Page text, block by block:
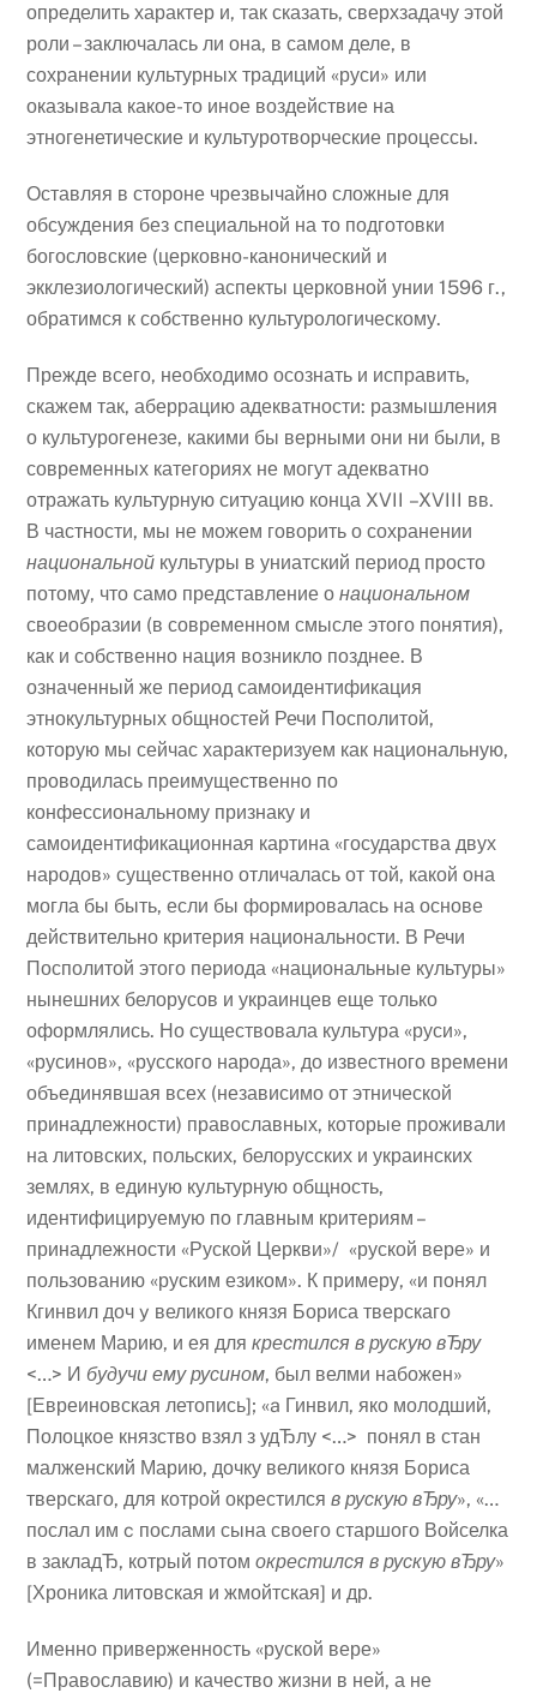
определить характер и, так сказать, сверхзадачу этой
роли – заключалась ли она, в самом деле, в
сохранении культурных традиций «руси» или
оказывала какое-то иное воздействие на
этногенетические и культуротворческие процессы.
Оставляя в стороне чрезвычайно сложные для
обсуждения без специальной на то подготовки
богословские (церковно-канонический и
экклезиологический) аспекты церковной унии 1596 г.,
обратимся к собственно культурологическому.
Прежде всего, необходимо осознать и исправить,
скажем так, аберрацию адекватности: размышления
о культурогенезе, какими бы верными они ни были, в
современных категориях не могут адекватно
отражать культурную ситуацию конца XVII –XVIII вв.
В частности, мы не можем говорить о сохранении
национальной культуры в униатский период просто
потому, что само представление онациональном
своеобразии (в современном смысле этого понятия),
как и собственно нация возникло позднее. В
означенный же период самоидентификация
этнокультурных общностей Речи Посполитой,
которую мы сейчас характеризуем как национальную,
проводилась преимущественно по
конфессиональному признаку и
самоидентификационная картина «государства двух
народов» существенно отличалась от той, какой она
могла бы быть, если бы формировалась на основе
действительно критерия национальности. В Речи
Посполитой этого периода «национальные культуры»
нынешних белорусов и украинцев еще только
оформлялись. Но существовала культура «руси»,
«русинов», «русского народа», до известного времени
объединявшая всех (независимо от этнической
принадлежности) православных, которые проживали
на литовских, польских, белорусских и украинских
землях, в единую культурную общность,
идентифицируемую по главным критериям –
принадлежности «Руской Церкви»/ «руской вере» и
пользованию «руским езиком». К примеру, «и понял
Кгинвил доч y великого князя Бориса тверскаго
именем Марию, и ея длякрестился в рускую вЂру
<…> И будучи ему русином, был велми набожен»
[Евреиновская летопись]; «a Гинвил, яко молодший,
Полоцкое князство взял з удЂлу <…> понял в стан
малженский Марию, дочку великого князя Бориса
тверскаго, для котрой окрестилсяв рускую вЂру», «…
послал им c послами сына своего старшого Войселка
в закладЂ, котрый потомокрестился в рускую вЂру»
[Хроника литовская и жмойтская] и др.
Именно приверженность «руской вере»
(=Православию) и качество жизни в ней, а не